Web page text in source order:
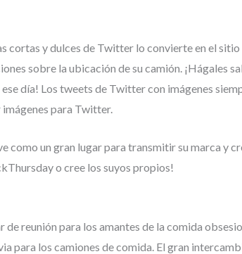
cortas y dulces de Twitter lo convierte en el
sobre la ubicación de su camión. ¡Hágales
día! Los tweets de Twitter con imágenes
para Twitter.
como un gran lugar para transmitir su marca y
o cree los suyos propios!
de reunión para los amantes de la comida
para los camiones de comida. El gran